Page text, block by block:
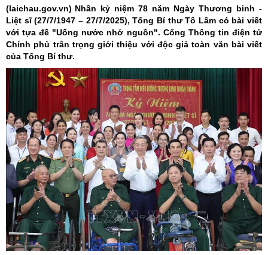
(laichau.gov.vn) Nhân kỷ niệm 78 năm Ngày Thương binh -
Liệt sĩ (27/7/1947 – 27/7/2025), Tổng Bí thư Tô Lâm có bài viết
với tựa đề "Uống nước nhớ nguồn". Cổng Thông tin điện tử
Chính phủ trân trọng giới thiệu với độc giả toàn văn bài viết
của Tổng Bí thư.